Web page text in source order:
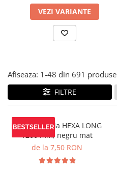
Solutii de curatat & adezivi
Canturi ABS
Clesti/ patenti
Alte scule & unelte
VEZI VARIANTE
Afiseaza: 1-48 din 691 produse
FILTRE
Maner mobila HEXA LONG
1200 mm, negru mat
de la 7,50 RON